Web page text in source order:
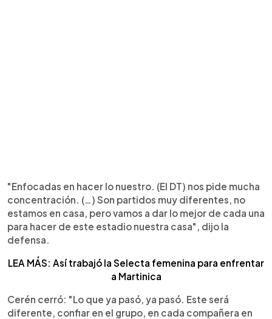
"Enfocadas en hacer lo nuestro. (El DT) nos pide mucha
concentración. (…) Son partidos muy diferentes, no
estamos en casa, pero vamos a dar lo mejor de cada una
para hacer de este estadio nuestra casa", dijo la
defensa.
LEA MÁS: Así trabajó la Selecta femenina para enfrentar
a Martinica
Cerén cerró: "Lo que ya pasó, ya pasó. Este será
diferente, confiar en el grupo, en cada compañera en